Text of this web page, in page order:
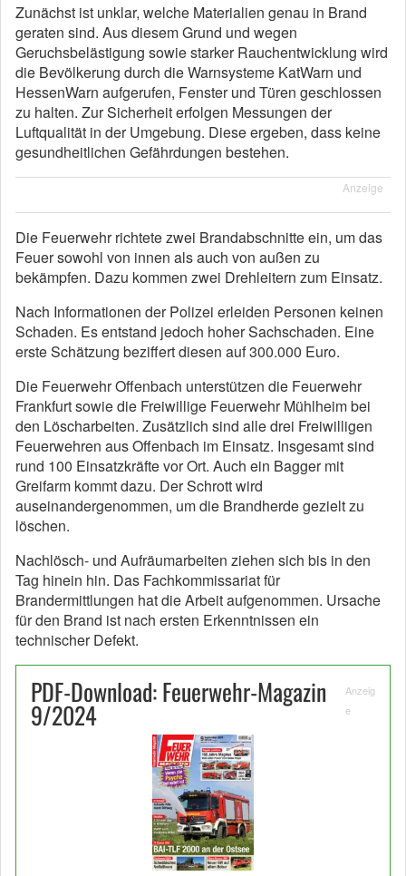
Zunächst ist unklar, welche Materialien genau in Brand
geraten sind. Aus diesem Grund und wegen
Geruchsbelästigung sowie starker Rauchentwicklung wird
die Bevölkerung durch die Warnsysteme KatWarn und
HessenWarn aufgerufen, Fenster und Türen geschlossen
zu halten. Zur Sicherheit erfolgen Messungen der
Luftqualität in der Umgebung. Diese ergeben, dass keine
gesundheitlichen Gefährdungen bestehen.
Anzeige
Die Feuerwehr richtete zwei Brandabschnitte ein, um das
Feuer sowohl von innen als auch von außen zu
bekämpfen. Dazu kommen zwei Drehleitern zum Einsatz.
Nach Informationen der Polizei erleiden Personen keinen
Schaden. Es entstand jedoch hoher Sachschaden. Eine
erste Schätzung beziffert diesen auf 300.000 Euro.
Die Feuerwehr Offenbach unterstützen die Feuerwehr
Frankfurt sowie die Freiwillige Feuerwehr Mühlheim bei
den Löscharbeiten. Zusätzlich sind alle drei Freiwilligen
Feuerwehren aus Offenbach im Einsatz. Insgesamt sind
rund 100 Einsatzkräfte vor Ort. Auch ein Bagger mit
Greifarm kommt dazu. Der Schrott wird
auseinandergenommen, um die Brandherde gezielt zu
löschen.
Nachlösch- und Aufräumarbeiten ziehen sich bis in den
Tag hinein hin. Das Fachkommissariat für
Brandermittlungen hat die Arbeit aufgenommen. Ursache
für den Brand ist nach ersten Erkenntnissen ein
technischer Defekt.
PDF-Download: Feuerwehr-Magazin
9/2024
Anzeig
e